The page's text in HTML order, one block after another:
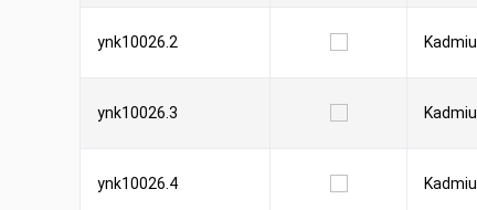
ynk10026.2
ynk10026.3
ynk10026.4